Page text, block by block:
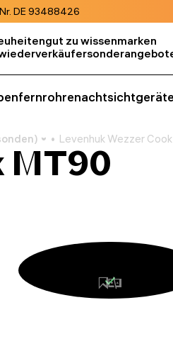
DE 93488426
gut zu wissenmarken
fernrohrenachtsichtgeräte
Levenhuk Wezzer
MT90